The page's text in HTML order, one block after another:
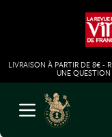
LIVRAISON À PARTIR DE 8€ -
UNE
Aller au contenu
Ouvrir le menu